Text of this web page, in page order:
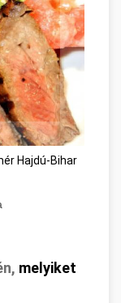
Hajdú-Bihar
melyiket